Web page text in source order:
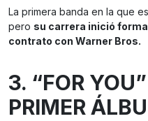
La primera banda en la que
pero su carrera inició
contrato con Warner Bros.
3. “FOR
PRIMER